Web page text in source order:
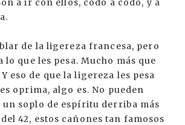
a ir con ellos, codo a codo, y a
de la ligereza francesa, pero
lo que les pesa. Mucho más que
eso de que la ligereza les pesa
oprima, algo es. No pueden
un soplo de espíritu derriba más
42, estos cañones tan famosos